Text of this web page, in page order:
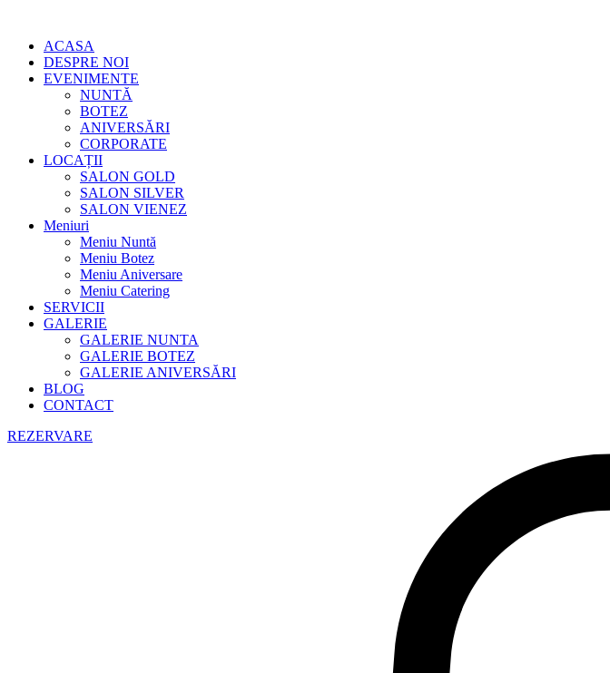
ACASA
DESPRE NOI
EVENIMENTE
NUNTĂ
BOTEZ
ANIVERSĂRI
CORPORATE
LOCAȚII
SALON GOLD
SALON SILVER
SALON VIENEZ
Meniuri
Meniu Nuntă
Meniu Botez
Meniu Aniversare
Meniu Catering
SERVICII
GALERIE
GALERIE NUNTA
GALERIE BOTEZ
GALERIE ANIVERSĂRI
BLOG
CONTACT
REZERVARE